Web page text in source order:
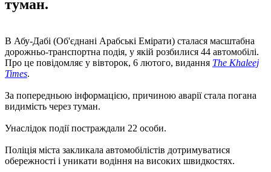
туман.
В Абу-Дабі (Об'єднані Арабські Емірати) сталася масштабна
дорожньо-транспортна подія, у якій розбилися 44 автомобілі.
Про це повідомляє у вівторок, 6 лютого, видання The Khaleej
Times.
За попередньою інформацією, причиною аварії стала погана
видимість через туман.
Унаслідок події постраждали 22 особи.
Поліція міста закликала автомобілістів дотримуватися
обережності і уникати водіння на високих швидкостях.